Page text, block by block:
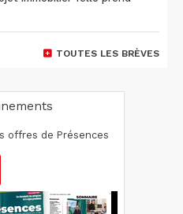
TOUTES LES BRÈVES
offres de Présences